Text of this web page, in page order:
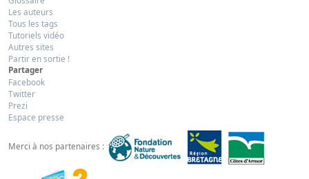
Les auteurs
Tous les tags
Tutoriels vidéo
Autres sites
Partir en sortie !
Partager
Facebook
Twitter
Prezi
Espace presse
Merci à nos partenaires :